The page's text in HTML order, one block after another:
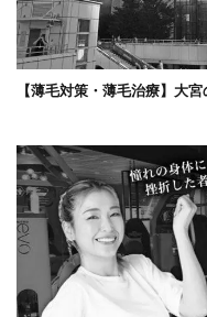
【薄毛対策・薄毛治療】大